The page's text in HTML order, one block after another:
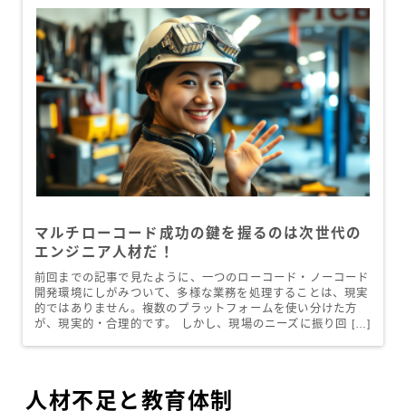
マルチローコード成功の鍵を握るのは次世代の
エンジニア人材だ！
前回までの記事で見たように、一つのローコード・ノーコード
開発環境にしがみついて、多様な業務を処理することは、現実
的ではありません。複数のプラットフォームを使い分けた方
が、現実的・合理的です。 しかし、現場のニーズに振り回 […]
人材不足と教育体制